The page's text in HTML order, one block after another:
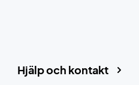
Hjälp och kontakt